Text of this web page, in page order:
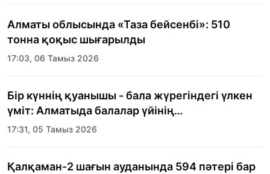
Алматы облысында «Таза бейсенбі»: 510
тонна қоқыс шығарылды
17:03, 06 Тамыз 2026
Бір күннің қуанышы - бала жүрегіндегі үлкен
үміт: Алматыда балалар үйінің
тәрбиеленушілеріне мерекелік күн
17:31, 05 Тамыз 2026
Қалқаман-2 шағын ауданында 594 пәтері бар